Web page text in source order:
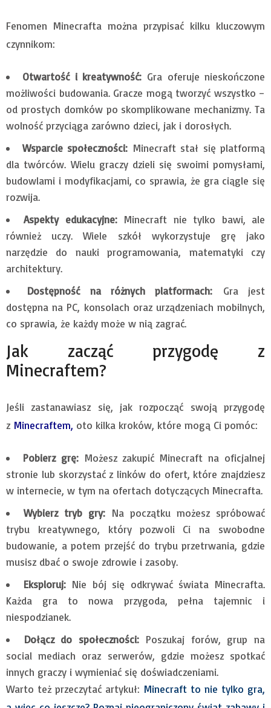
Fenomen Minecrafta można przypisać kilku kluczowym
czynnikom:
Otwartość i kreatywność: Gra oferuje nieskończone
możliwości budowania. Gracze mogą tworzyć wszystko –
od prostych domków po skomplikowane mechanizmy. Ta
wolność przyciąga zarówno dzieci, jak i dorosłych.
Wsparcie społeczności: Minecraft stał się platformą
dla twórców. Wielu graczy dzieli się swoimi pomysłami,
budowlami i modyfikacjami, co sprawia, że gra ciągle się
rozwija.
Aspekty edukacyjne:Minecraft nie tylko bawi, ale
również uczy. Wiele szkół wykorzystuje grę jako
narzędzie do nauki programowania, matematyki czy
architektury.
Dostępność na różnych platformach: Gra jest
dostępna na PC, konsolach oraz urządzeniach mobilnych,
co sprawia, że każdy może w nią zagrać.
Jak zacząć przygodę z
Minecraftem?
Jeśli zastanawiasz się, jak rozpocząć swoją przygodę
z Minecraftem, oto kilka kroków, które mogą Ci pomóc:
Pobierz grę:Możesz zakupić Minecraft na oficjalnej
stronie lub skorzystać z linków do ofert, które znajdziesz
w internecie, w tym na ofertach dotyczących Minecrafta.
Wybierz tryb gry: Na początku możesz spróbować
trybu kreatywnego, który pozwoli Ci na swobodne
budowanie, a potem przejść do trybu przetrwania, gdzie
musisz dbać o swoje zdrowie i zasoby.
Eksploruj:Nie bój się odkrywać świata Minecrafta.
Każda gra to nowa przygoda, pełna tajemnic i
niespodzianek.
Dołącz do społeczności:Poszukaj forów, grup na
social mediach oraz serwerów, gdzie możesz spotkać
innych graczy i wymieniać się doświadczeniami.
Warto też przeczytać artykuł: Minecraft to nie tylko gra,